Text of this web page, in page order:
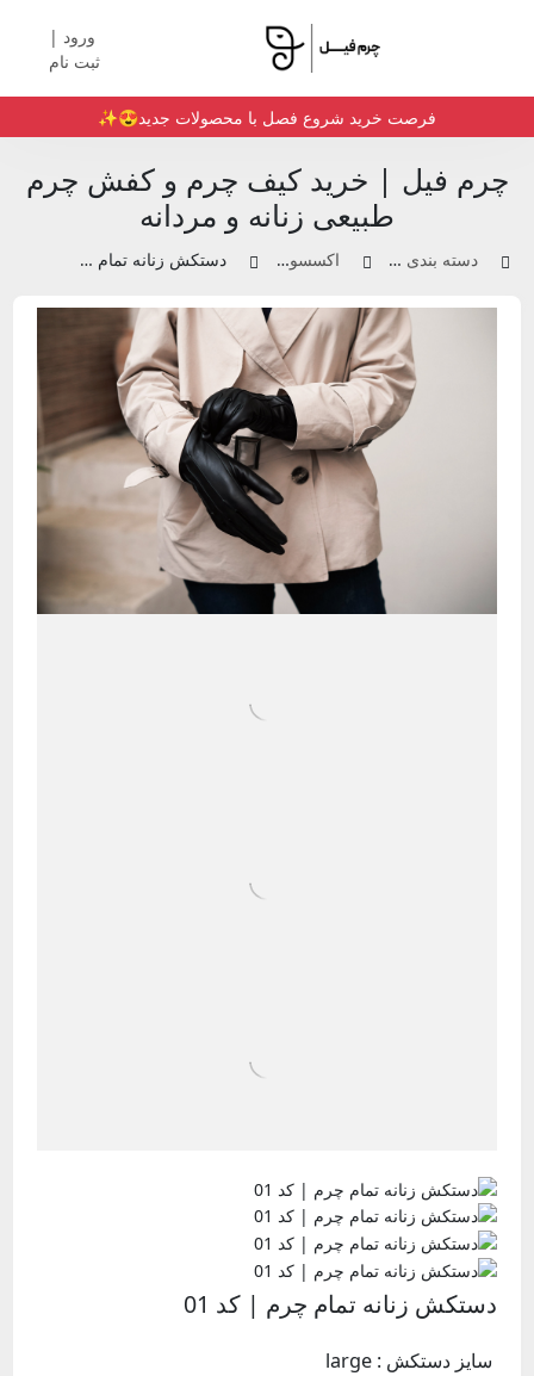
ورود |
ثبت نام
فرصت خرید شروع فصل با محصولات جدید😍✨️
چرم فیل | خرید کیف چرم و کفش چرم
طبیعی زنانه و مردانه
دسته بندی محصولات اکسسوری چرم دستکش زنانه تمام چرم | کد 01
دستکش زنانه تمام چرم | کد 01
سایز دستکش :large